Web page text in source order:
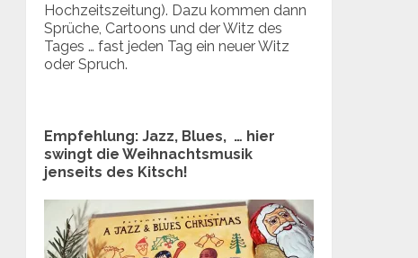
Hochzeitszeitung). Dazu kommen dann
Sprüche, Cartoons und der Witz des
Tages … fast jeden Tag ein neuer Witz
oder Spruch.
Empfehlung: Jazz, Blues, … hier
swingt die Weihnachtsmusik
jenseits des Kitsch!